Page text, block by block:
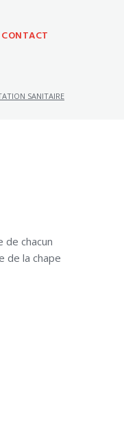
CONTACT
SANITAIRE
de chacun
de la chape